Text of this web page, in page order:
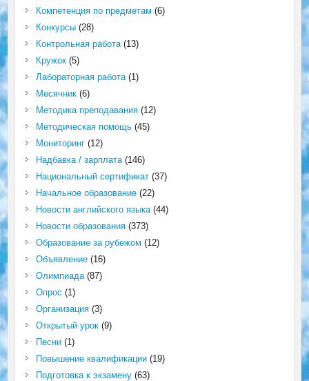
Компетенция по предметам (6)
Конкурсы(28)
Контрольная работа(13)
Кружок(5)
Лабораторная работа(1)
Месячник(6)
Методика преподавания(12)
Методическая помощь(45)
Мониторинг(12)
Надбавка / зарплата(146)
Национальный сертификат(37)
Начальное образование(22)
Новости английского языка(44)
Новости образования(373)
Образование за рубежом (12)
Объявление(16)
Олимпиада(87)
Опрос (1)
Организация(3)
Открытый урок(9)
Песни(1)
Повышение квалификации(19)
Подготовка к экзамену(63)